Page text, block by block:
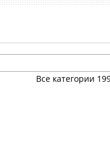
Все категории